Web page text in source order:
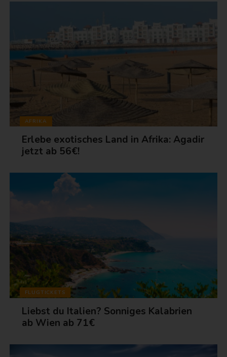
AFRIKA
Erlebe exotisches Land in Afrika: Agadir
jetzt ab 56€!
FLUGTICKETS
Liebst du Italien? Sonniges Kalabrien
ab Wien ab 71€